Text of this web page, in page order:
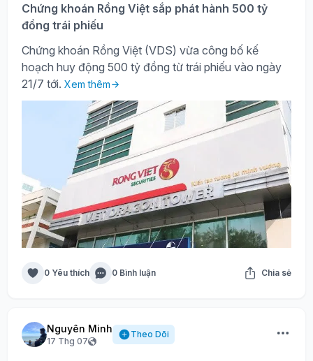
Chứng khoán Rồng Việt sắp phát hành 500 tỷ
đồng trái phiếu
Chứng khoán Rồng Việt (VDS) vừa công bố kế
hoạch huy động 500 tỷ đồng từ trái phiếu vào ngày
21/7 tới. Xem thêm
0 Yêu thích 0 Bình luận Chia sẻ
Nguyên Minh
17 Thg 07
Theo Dõi